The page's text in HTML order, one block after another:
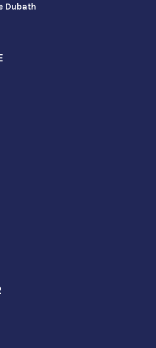
Dubath